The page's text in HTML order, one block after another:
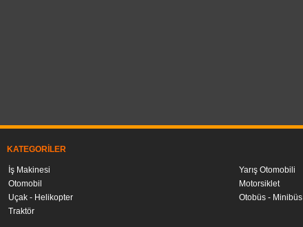
KATEGORILER
İş Makinesi
Yarış Otomobili
Otomobil
Motorsiklet
Uçak - Helikopter
Otobüs - Minibüs
Traktör